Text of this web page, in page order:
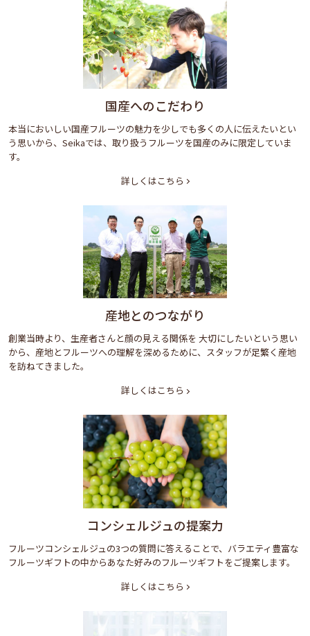
国産へのこだわり
本当においしい国産フルーツの魅力を少しでも多くの人に伝えたいとい
う思いから、Seikaでは、取り扱うフルーツを国産のみに限定していま
す。
詳しくはこちら
産地とのつながり
創業当時より、生産者さんと顔の見える関係を 大切にしたいという思い
から、産地とフルーツへの理解を深めるために、スタッフが足繁く産地
を訪ねてきました。
詳しくはこちら
コンシェルジュの提案力
フルーツコンシェルジュの3つの質問に答えることで、バラエティ豊富な
フルーツギフトの中からあなた好みのフルーツギフトをご提案します。
詳しくはこちら